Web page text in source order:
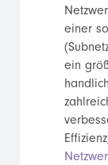
einer
ein